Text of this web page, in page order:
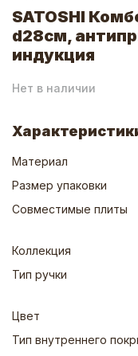
SATOSHI
d28см,
индукция
Нет в наличии
Материал
Размер упаковки
Совместимые плиты
Коллекция
Тип ручки
Цвет
Тип внутреннего